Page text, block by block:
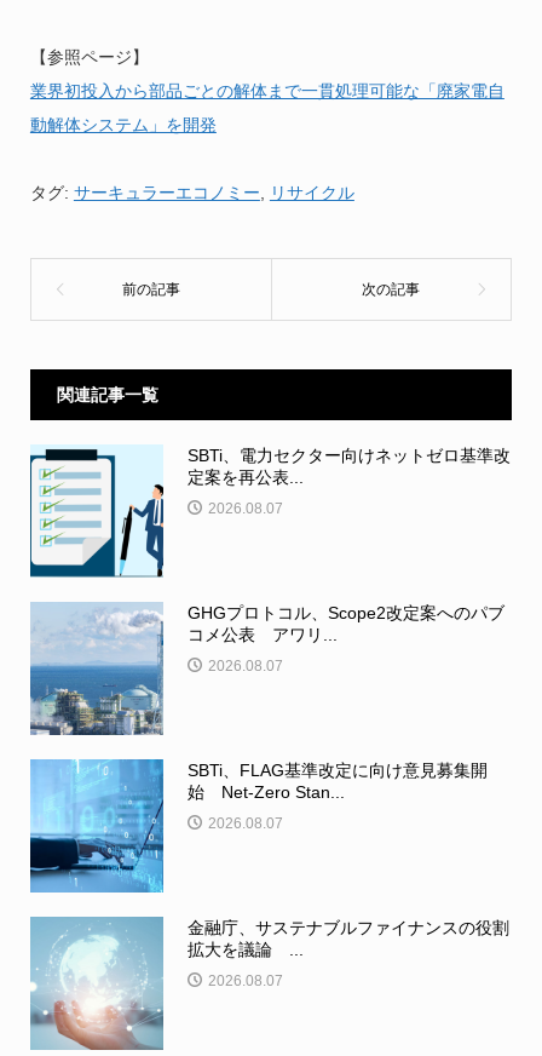
【参照ページ】
業界初投入から部品ごとの解体まで一貫処理可能な「廃家電自
動解体システム」を開発
タグ: サーキュラーエコノミー リサイクル
関連記事一覧
SBTi、電力セクター向けネットゼロ基準改
定案を再公表...
2026.08.07
GHGプロトコル、Scope2改定案へのパブ
コメ公表 アワリ...
2026.08.07
SBTi、FLAG基準改定に向け意見募集開
始 Net-Zero Stan...
2026.08.07
金融庁、サステナブルファイナンスの役割
拡大を議論 ...
2026.08.07